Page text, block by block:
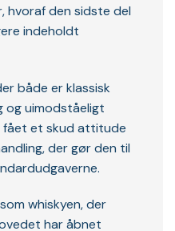
hvoraf den sidste del
indeholdt
både er klassisk
og uimodståeligt
fået et skud attitude
der gør den til
whiskyen, der
har åbnet